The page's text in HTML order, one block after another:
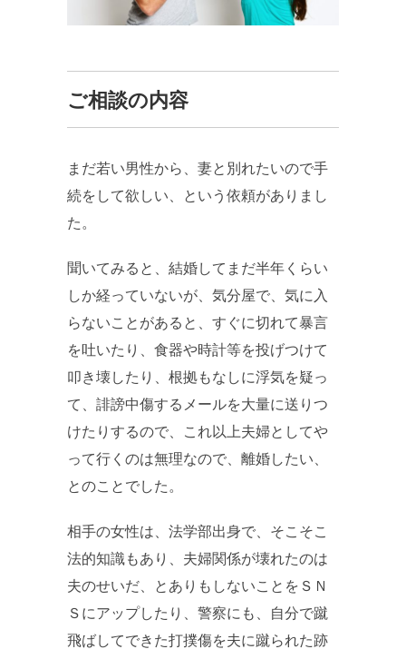
ご相談の内容
まだ若い男性から、妻と別れたいので手
続をして欲しい、という依頼がありまし
た。
聞いてみると、結婚してまだ半年くらい
しか経っていないが、気分屋で、気に入
らないことがあると、すぐに切れて暴言
を吐いたり、食器や時計等を投げつけて
叩き壊したり、根拠もなしに浮気を疑っ
て、誹謗中傷するメールを大量に送りつ
けたりするので、これ以上夫婦としてや
って行くのは無理なので、離婚したい、
とのことでした。
相手の女性は、法学部出身で、そこそこ
法的知識もあり、夫婦関係が壊れたのは
夫のせいだ、とありもしないことをＳＮ
Ｓにアップしたり、警察にも、自分で蹴
飛ばしてできた打撲傷を夫に蹴られた跡